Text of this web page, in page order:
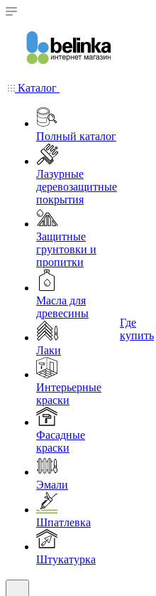
Каталог
Полный каталог
Лазурные
деревозащитные
покрытия
Защитные
грунтовки и
пропитки
Масла для
древесины
Лаки
Интерьерные
краски
Фасадные
краски
Эмали
Шпатлевка
Штукатурка
Где
купить